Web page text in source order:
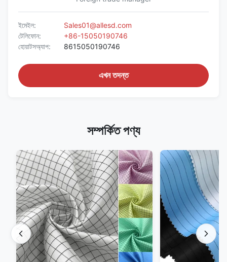
ইমেইল:
Sales01@allesd.com
টেলিফোন:
+86-15050190746
হোয়াটসঅ্যাপ:
8615050190746
এখন তদন্ত
সম্পর্কিত পণ্য